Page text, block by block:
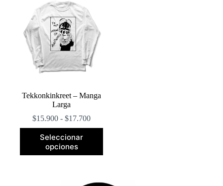
Tekkonkinkreet – Manga
Larga
$15.900 - $17.700Rango
de
$15.900
Seleccionar
opciones
producto
tiene